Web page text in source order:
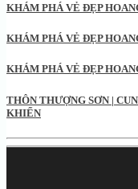
KHÁM PHÁ VẺ ĐẸP
KHÁM PHÁ VẺ ĐẸP
KHÁM PHÁ VẺ ĐẸP
THÔN THƯỢNG SƠN |
KHIỂN